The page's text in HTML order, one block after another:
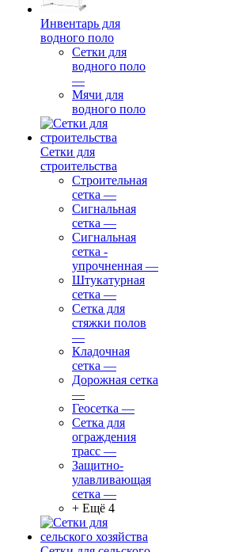
Инвентарь для
водного поло
Сетки для
водного поло
—
Мячи для
водного поло
Сетки для
строительства
Строительная
сетка —
Сигнальная
сетка —
Сигнальная
сетка -
упрочненная —
Штукатурная
сетка —
Сетка для
стяжки полов
—
Кладочная
сетка —
Дорожная сетка
—
Геосетка —
Сетка для
ограждения
трасс —
Защитно-
улавливающая
сетка —
+ Ещё 4